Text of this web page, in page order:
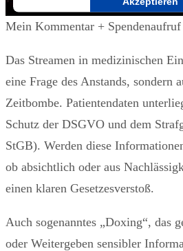
powered byUsercentrics
Mein Kommentar +
Das Streamen in medizinischen
eine Frage des Anstands, sondern
Zeitbombe. Patientendaten
Schutz der DSGVO und dem
StGB). Werden diese
ob absichtlich oder aus
einen klaren Gesetzesverstoß.
Auch sogenanntes „Doxing“, das
oder Weitergeben sensibler